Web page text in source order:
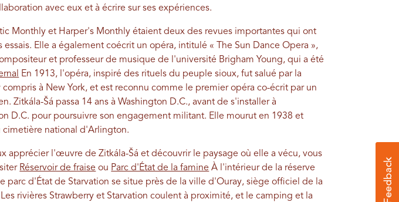
avec eux et à écrire sur ses expériences.
Monthly et Harper's Monthly étaient deux des revues importantes qui ont
essais. Elle a également coécrit un opéra, intitulé « The Sun Dance Opera »,
et professeur de musique de l'université Brigham Young, qui a été
En 1913, l'opéra, inspiré des rituels du peuple sioux, fut salué par la
à New York, et est reconnu comme le premier opéra co-écrit par un
Zitkála-Šá passa 14 ans à Washington D.C., avant de s'installer à
D.C. pour poursuivre son engagement militant. Elle mourut en 1938 et
cimetière national d'Arlington.
apprécier l'œuvre de Zitkála-Šá et découvrir le paysage où elle a vécu, vous
Réservoir de fraise ou Parc d'État de la famine À l'intérieur de la réserve
parc d'État de Starvation se situe près de la ville d'Ouray, siège officiel de la
rivières Strawberry et Starvation coulent à proximité, et le camping et la